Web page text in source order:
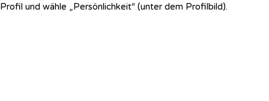
Profil und wähle „Persönlichkeit“ (unter dem Profilbild).